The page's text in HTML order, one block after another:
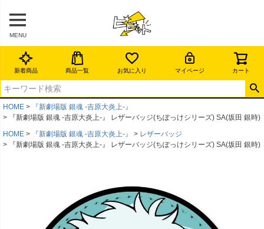
MENU
新着商品 商品一覧 お気に入り マイページ カート
HOME
『新劇場版 銀魂 -吉原大炎上-』
『新劇場版 銀魂 -吉原大炎上-』 レザーバッジ(ちぽっけシリーズ) SA(坂田 銀時)
HOME
『新劇場版 銀魂 -吉原大炎上-』
レザーバッジ
『新劇場版 銀魂 -吉原大炎上-』 レザーバッジ(ちぽっけシリーズ) SA(坂田 銀時)